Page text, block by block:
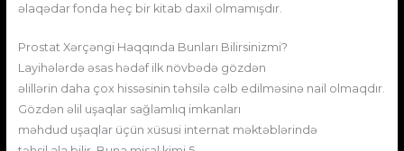
əlaqədar fonda heç bir kitab daxil olmamışdır.
Prostat Xərçəngi Haqqında Bunları Bilirsinizmi?
Layihələrdə əsas hədəf ilk növbədə gözdən
əlillərin daha çox hissəsinin təhsilə cəlb edilməsinə nail olmaqdır.
Gözdən əlil uşaqlar sağlamlıq imkanları
məhdud uşaqlar üçün xüsusi internat məktəblərində